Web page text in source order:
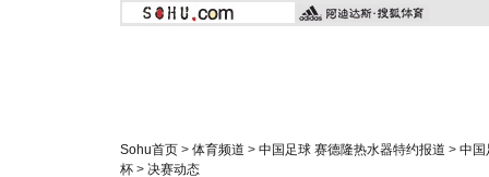
Sohu首页 > 体育频道 > 中国足球 赛德隆热水器特约报道 > 中国
杯 > 决赛动态